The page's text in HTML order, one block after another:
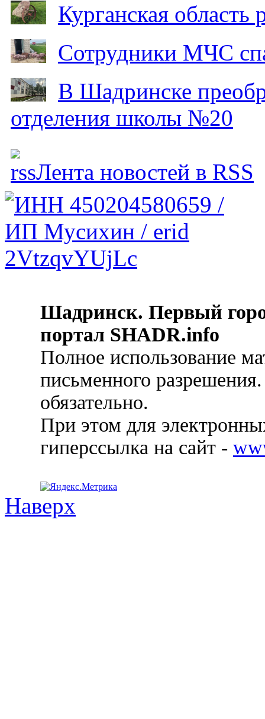
Курганская
Сотрудники МЧС
В Шадринске
отделения школы №20
Лента новостей в RSS
Шадринск. Первый
портал SHADR.info
Полное использование
письменного
обязательно.
При этом для
гиперссылка на сайт -
Наверх